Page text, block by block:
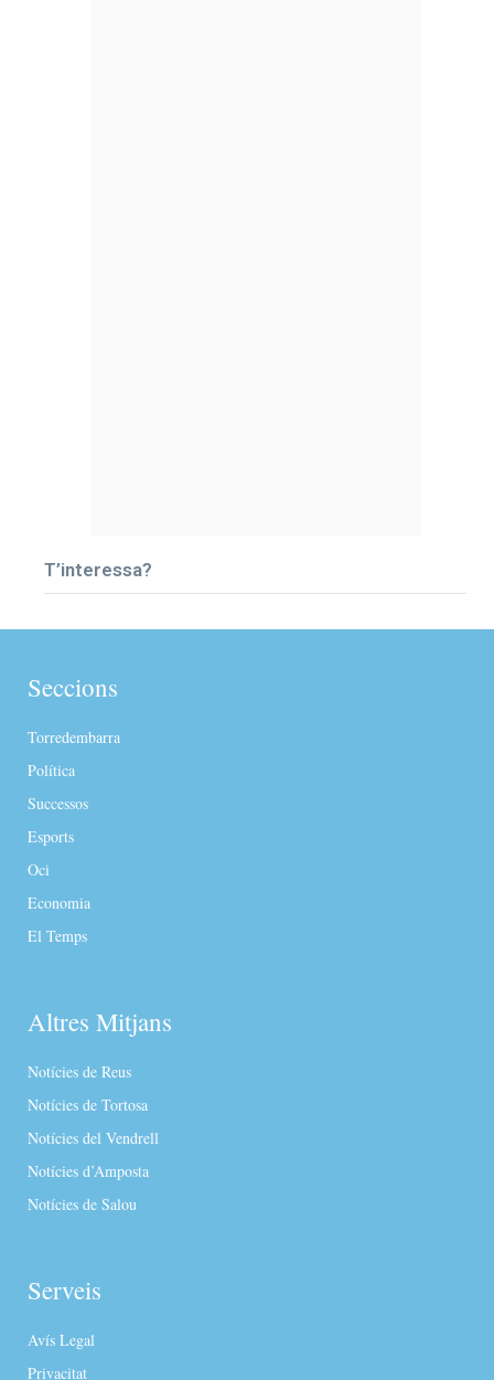
T’interessa?
Seccions
Torredembarra
Política
Successos
Esports
Oci
Economia
El Temps
Altres Mitjans
Notícies de Reus
Notícies de Tortosa
Notícies del Vendrell
Notícies d’Amposta
Notícies de Salou
Serveis
Avís Legal
Privacitat